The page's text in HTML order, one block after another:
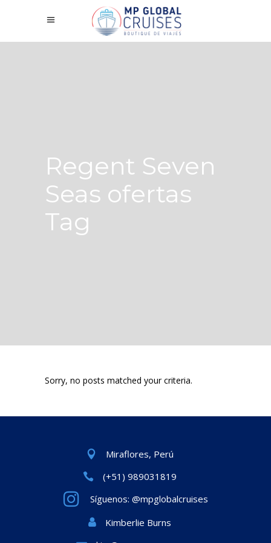
Regent Seven
Seas ofertas
Tag
Sorry, no posts matched your criteria.
Miraflores, Perú
(+51) 989031819
Síguenos: @mpglobalcruises
Kimberlie Burns